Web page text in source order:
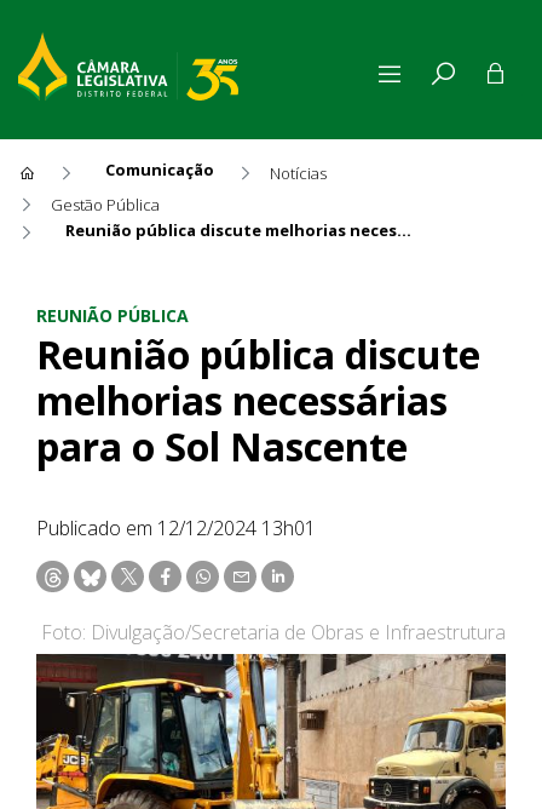
Comunicação
Notícias
Gestão Pública
Reunião pública discute melhorias necessárias para o Sol Nascente
REUNIÃO PÚBLICA
Reunião pública discute
melhorias necessárias
para o Sol Nascente
Publicado em 12/12/2024 13h01
Foto: Divulgação/Secretaria de Obras e Infraestrutura